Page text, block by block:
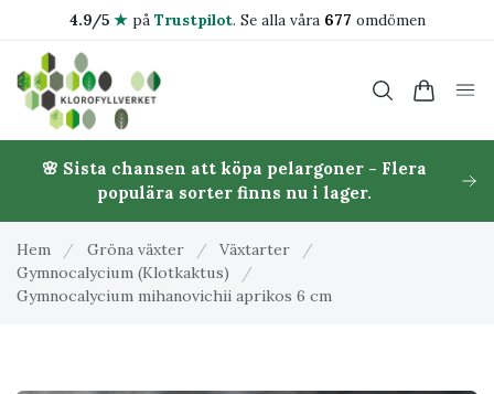
4.9/5 ★på Trustpilot. Se alla våra 677 omdömen
🌸 Sista chansen att köpa pelargoner - Flera
populära sorter finns nu i lager.
Hem / Gröna växter / Växtarter
/
Gymnocalycium (Klotkaktus)
/
Gymnocalycium mihanovichii aprikos 6 cm